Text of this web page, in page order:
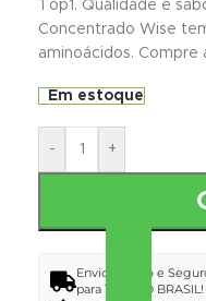
Top1. Qualidade e
Concentrado Wise
aminoácidos.
Em estoque
- +
Envio Rápido e
para TODO O BRASIL!